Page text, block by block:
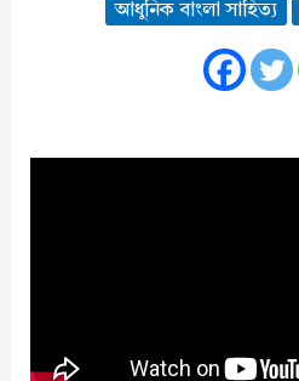
আধুনিক বাংলা সাহিত্য